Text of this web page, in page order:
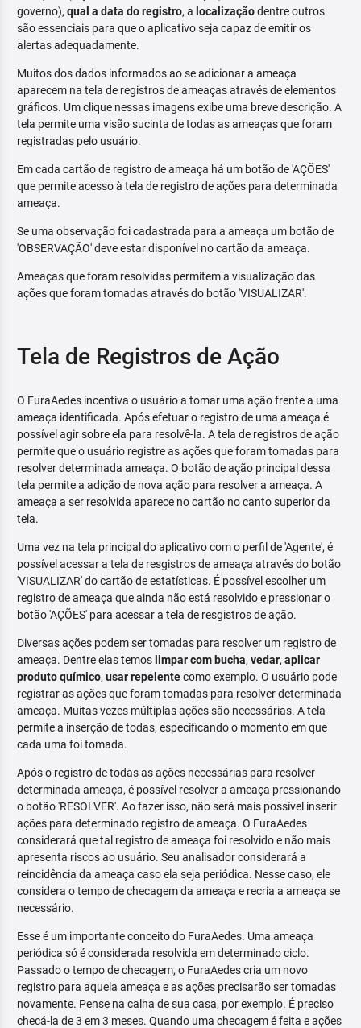
governo), qual a data do registro, a localizaçãodentre outros
são essenciais para que o aplicativo seja capaz de emitir os
alertas adequadamente.
Muitos dos dados informados ao se adicionar a ameaça
aparecem na tela de registros de ameaças através de elementos
gráficos. Um clique nessas imagens exibe uma breve descrição. A
tela permite uma visão sucinta de todas as ameaças que foram
registradas pelo usuário.
Em cada cartão de registro de ameaça há um botão de 'AÇÕES'
que permite acesso à tela de registro de ações para determinada
ameaça.
Se uma observação foi cadastrada para a ameaça um botão de
'OBSERVAÇÃO' deve estar disponível no cartão da ameaça.
Ameaças que foram resolvidas permitem a visualização das
ações que foram tomadas através do botão 'VISUALIZAR'.
Tela de Registros de Ação
O FuraAedes incentiva o usuário a tomar uma ação frente a uma
ameaça identificada. Após efetuar o registro de uma ameaça é
possível agir sobre ela para resolvê-la. A tela de registros de ação
permite que o usuário registre as ações que foram tomadas para
resolver determinada ameaça. O botão de ação principal dessa
tela permite a adição de nova ação para resolver a ameaça. A
ameaça a ser resolvida aparece no cartão no canto superior da
tela.
Uma vez na tela principal do aplicativo com o perfil de 'Agente', é
possível acessar a tela de resgistros de ameaça através do botão
'VISUALIZAR' do cartão de estatísticas. É possível escolher um
registro de ameaça que ainda não está resolvido e pressionar o
botão 'AÇÕES' para acessar a tela de resgistros de ação.
Diversas ações podem ser tomadas para resolver um registro de
ameaça. Dentre elas temos limpar com bucha, vedar, aplicar
produto químico, usar repelentecomo exemplo. O usuário pode
registrar as ações que foram tomadas para resolver determinada
ameaça. Muitas vezes múltiplas ações são necessárias. A tela
permite a inserção de todas, especificando o momento em que
cada uma foi tomada.
Após o registro de todas as ações necessárias para resolver
determinada ameaça, é possível resolver a ameaça pressionando
o botão 'RESOLVER'. Ao fazer isso, não será mais possível inserir
ações para determinado registro de ameaça. O FuraAedes
considerará que tal registro de ameaça foi resolvido e não mais
apresenta riscos ao usuário. Seu analisador considerará a
reincidência da ameaça caso ela seja periódica. Nesse caso, ele
considera o tempo de checagem da ameaça e recria a ameaça se
necessário.
Esse é um importante conceito do FuraAedes. Uma ameaça
periódica só é considerada resolvida em determinado ciclo.
Passado o tempo de checagem, o FuraAedes cria um novo
registro para aquela ameaça e as ações precisarão ser tomadas
novamente. Pense na calha de sua casa, por exemplo. É preciso
checá-la de 3 em 3 meses. Quando uma checagem é feita e ações